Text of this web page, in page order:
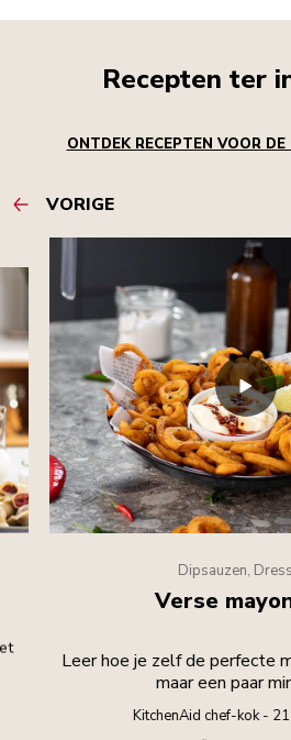
Recepten ter
ONTDEK RECEPTEN VOOR
VORIGE
Dipsauzen,
Verse
Leer hoe je zelf de perfecte
maar een paar
KitchenAid chef-kok -